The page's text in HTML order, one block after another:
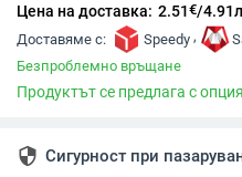
Цена на доставка: 2.51€/4.91
Доставяме с: Speedy ,
Безпроблемно връщане
Продуктът се предлага с
security Сигурност при